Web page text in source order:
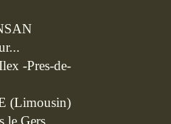
-Pres-de-
(Limousin)
le Gers